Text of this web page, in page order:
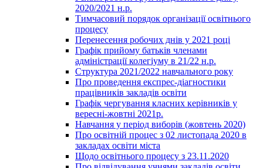
2020/2021 н.р.
Тимчасовий порядок організації освітнього
процесу
Перенесення робочих днів у 2021 році
Графік прийому батьків членами
адміністрації колегіуму в 21/22 н.р.
Структура 2021/2022 навчального року
Про проведення експрес-діагностики
працівників закладів освіти
Графік чергування класних керівників у
вересні-жовтні 2021р.
Навчання у період виборів (жовтень 2020)
Про освітній процес з 02 листопада 2020 в
закладах освіти міста
Щодо освітнього процесу з 23.11.2020